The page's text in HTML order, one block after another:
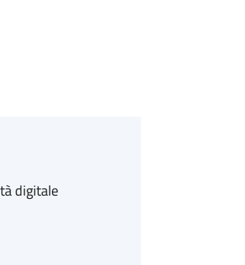
digitale